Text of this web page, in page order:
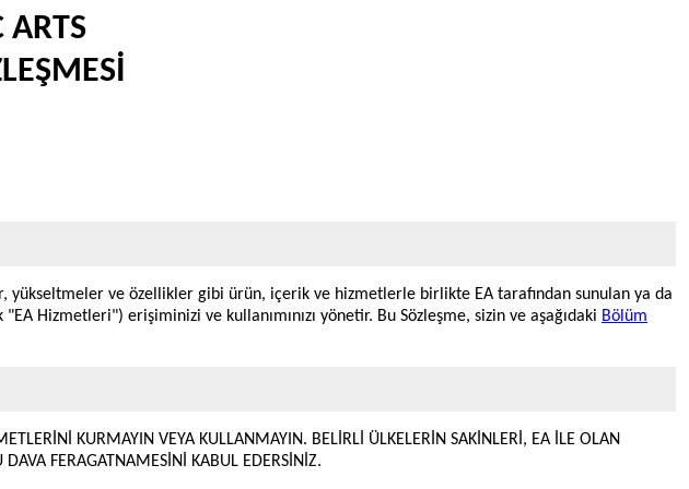
ARTS
yükseltmeler ve özellikler gibi ürün, içerik ve hizmetlerle birlikte EA tarafından sunulan ya da
Hizmetleri") erişiminizi ve kullanımınızı yönetir. Bu Sözleşme, sizin ve aşağıdaki Bölüm
KURMAYIN VEYA KULLANMAYIN. BELİRLİ ÜLKELERİN SAKİNLERİ, EA İLE OLAN
FERAGATNAMESİNİ KABUL EDERSİNİZ.